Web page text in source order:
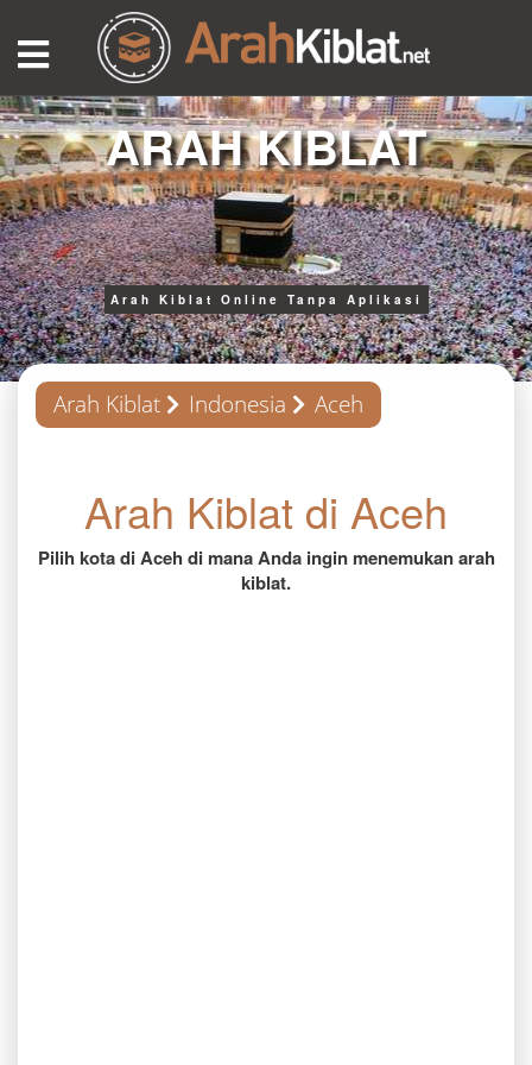
ARAH KIBLAT
Arah Kiblat Online Tanpa Aplikasi
Arah Kiblat Indonesia Aceh
Arah Kiblat di Aceh
Pilih kota di Aceh di mana Anda ingin menemukan arah
kiblat.